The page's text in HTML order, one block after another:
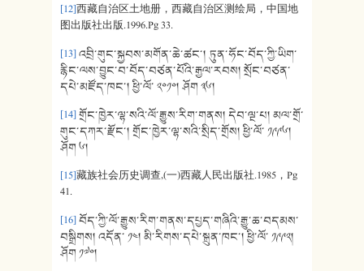
[12]西藏自治区土地册，西藏自治区测绘局，中国地
图出版社出版.1996.Pg 33.
[13]འབྲི་གུང་སྐྱབས་མགོན་ཆེ་ཚང་། ཏུན་ཧོང་བོད་ཀྱི་ཡིག་
རྙིང་ལས་བྱུང་བ་བོད་བཙན་པོའི་རྒྱལ་རབས། སྲོང་བཙན་
དཔེ་མཛོད་ཁང་། ཕྱི་ལོ་ ༢༠༡༠། ཤོག ༣༦།
[14]གྲོང་ཁྱེར་ལྷ་སའི་ལོ་རྒྱུས་རིག་གནས། དེབ་ལྔ་པ། མལ་གྲོ་
གུང་དཀར་རྫོང་། གྲོང་ཁྱེར་ལྷ་སའི་སྲིད་གྲོས། ཕྱི་ལོ་ ༡༩༩༦།
ཤོག ༦།
[15]藏族社会历史调查,(一)西藏人民出版社.1985，Pg
41.
[16]བོད་ཀྱི་ལོ་རྒྱུས་རིག་གནས་དཔྱད་གཞིའི་རྒྱུ་ཆ་བདམས་
བསྒྲིགས། འདོན་ ༡༤། མི་རིགས་དཔེ་སྐྲུན་ཁང་། ཕྱི་ལོ་ ༡༩༩༢།
ཤོག ༡༧༠།